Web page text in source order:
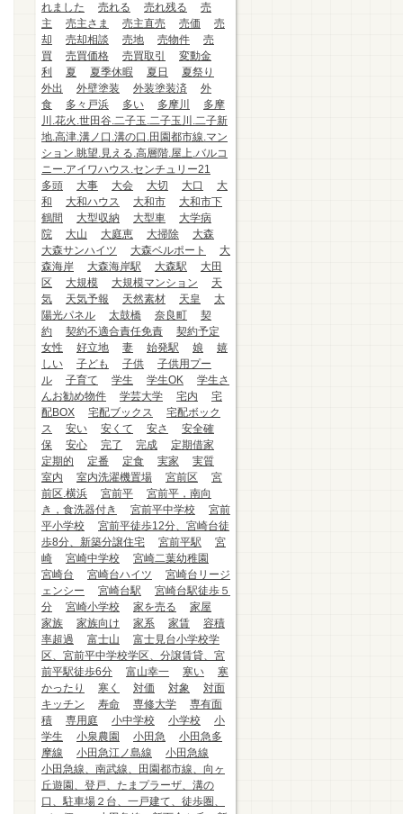
れました
売れる 売れ残る
売
主
売主さま 売主直売 売価
売
却
売却相談 売地 売物件
売
買
売買価格 売買取引
変動金
利
夏 夏季休暇 夏日
夏祭り
外出
外壁塗装 外装塗装済
外
食
多々戸浜 多い 多摩川
多摩
川.花火.世田谷.二子玉.二子玉川.二子新
地.高津.溝ノ口.溝の口.田園都市線.マン
ション.眺望.見える.高層階.屋上.バルコ
ニー.アイワハウス.センチュリー21
多頭
大事 大会 大切 大口
大
和
大和ハウス 大和市
大和市下
鶴間
大型収納 大型車
大学病
院
大山 大庭恵 大掃除
大森
大森サンハイツ
大森ベルポート
大
森海岸
大森海岸駅 大森駅
大田
区
大規模 大規模マンション
天
気
天気予報 天然素材 天皇
太
陽光パネル
太鼓橋 奈良町
契
約
契約不適合責任免責
契約予定
女性
好立地 妻 始発駅 娘
嬉
しい
子ども 子供
子供用プー
ル
子育て 学生 学生OK
学生さ
んお勧め物件
学芸大学 宅内
宅
配BOX
宅配ブックス
宅配ボック
ス
安い 安くて 安さ
安全確
保
安心 完了 完成
定期借家
定期的
定番 定食 実家
実質
室内
室内洗濯機置場 宮前区
宮
前区.横浜
宮前平
宮前平，南向
き，食洗器付き
宮前平中学校
宮前
平小学校
宮前平徒歩12分、宮崎台徒
歩8分、新築分譲住宅
宮前平駅
宮
崎
宮崎中学校
宮崎二葉幼稚園
宮崎台
宮崎台ハイツ
宮崎台リージ
ェンシー
宮崎台駅
宮崎台駅徒歩５
分
宮崎小学校 家を売る
家屋
家族
家族向け 家系 家賃
容積
率超過
富士山
富士見台小学校学
区、宮前平中学校学区、分譲賃貸、宮
前平駅徒歩6分
富山幸一 寒い
寒
かったり
寒く 対価 対象
対面
キッチン
寿命 専修大学
専有面
積
専用庭 小中学校 小学校
小
学生
小泉農園 小田急
小田急多
摩線
小田急江ノ島線
小田急線
小田急線、南武線、田園都市線、向ヶ
丘遊園、登戸、たまプラーザ、溝の
口、駐車場２台、一戸建て、徒歩圏、